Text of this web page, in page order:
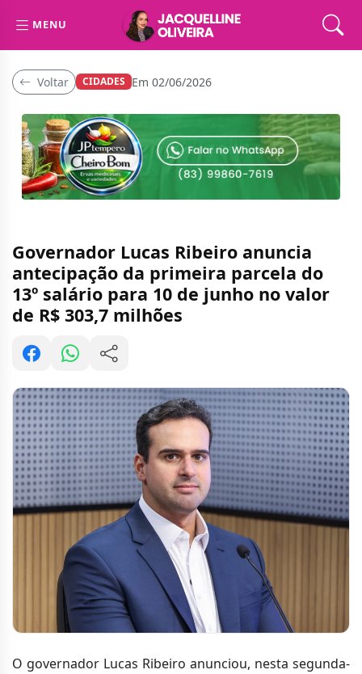
MENU
Voltar CIDADES Em 02/06/2026
Governador Lucas Ribeiro anuncia
antecipação da primeira parcela do
13º salário para 10 de junho no valor
de R$ 303,7 milhões
O governador Lucas Ribeiro anunciou, nesta segunda-